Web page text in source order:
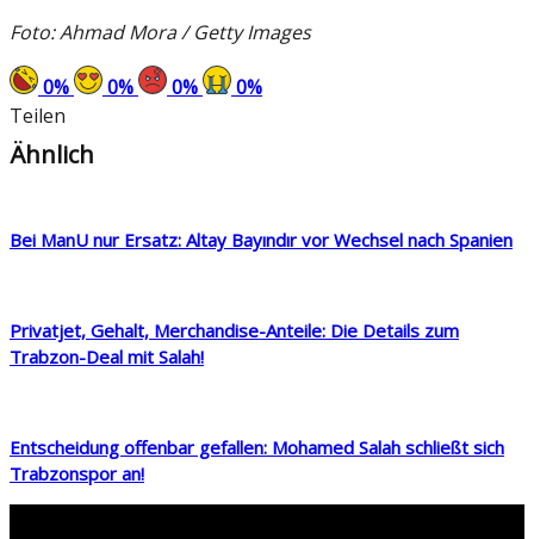
Foto: Ahmad Mora / Getty Images
0% 0% 0% 0%
Teilen
Ähnlich
Bei ManU nur Ersatz: Altay Bayındır vor Wechsel nach Spanien
Privatjet, Gehalt, Merchandise-Anteile: Die Details zum
Trabzon-Deal mit Salah!
Entscheidung offenbar gefallen: Mohamed Salah schließt sich
Trabzonspor an!